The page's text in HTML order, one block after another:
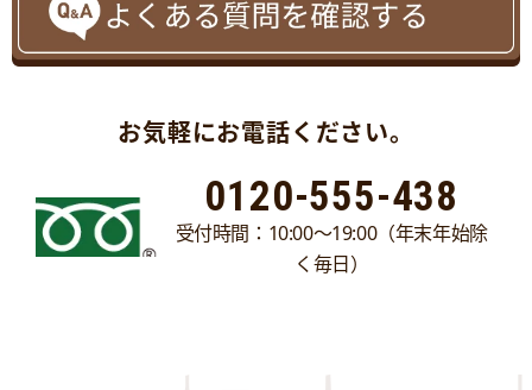
お気軽にお電話ください。
0120-555-438
受付時間：10:00～19:00（年末年始除
く毎日）